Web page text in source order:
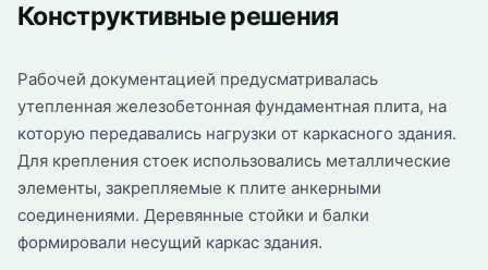
Конструктивные решения
Рабочей документацией предусматривалась
утепленная железобетонная фундаментная плита, на
которую передавались нагрузки от каркасного здания.
Для крепления стоек использовались металлические
элементы, закрепляемые к плите анкерными
соединениями. Деревянные стойки и балки
формировали несущий каркас здания.